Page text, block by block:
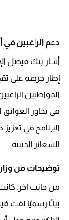
دعم الراغبين في
أشار بنك فيصل
إطار حرصه على
المواطنين
في تجاوز
البرنامج في
الشعائر الدينية.
توضيحات من
من جانب آخر،
بيانًا رسميًا نفت